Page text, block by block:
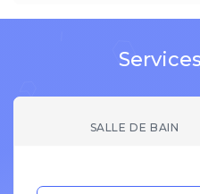
SALLE DE BAIN